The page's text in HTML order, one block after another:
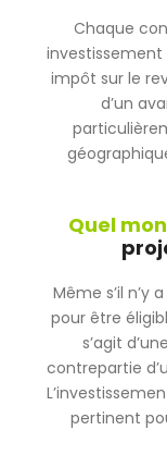
Chaque
investissement
impôt sur le
d’un
Quel
Même s’il
pour être
s’agit
contrepartie
pertinent